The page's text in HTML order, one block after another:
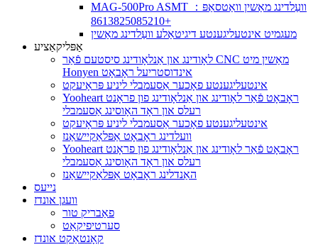
MAG-500Pro ASMT וועַלדינג מאַשין וואַטסאַפּ：
+8613825085210
מעגמיט אינטעליגענטע דיגיטאַלע וועַלדינג מאַשין
אַפּליקאַציע
לאָודינג און אַנלאָודינג סיסטעם פֿאַר CNC מאַשין מיט
Honyen אינדוסטריעל ראָבאָט
אינטעליגענטע פאָכער אַסעמבלי ליניע פּראָיעקט
Yooheart ראָבאָט פֿאַר לאָודינג און אַנלאָודינג פון פראָנט
רעלס און ראָד האָוסינג אַסעמבלי
אינטעליגענטע פאָכער אַסעמבלי ליניע פּראָיעקט
וועלדינג ראָבאָט אַפּלאַקיישאַנז
Yooheart ראָבאָט פֿאַר לאָודינג און אַנלאָודינג פון פראָנט
רעלס און ראָד האָוסינג אַסעמבלי
האַנדלינג ראָבאָט אַפּלאַקיישאַנז
נייעס
וועגן אונדז
פאַבריק טור
סערטיפיקאַט
קאָנטאַקט אונדז